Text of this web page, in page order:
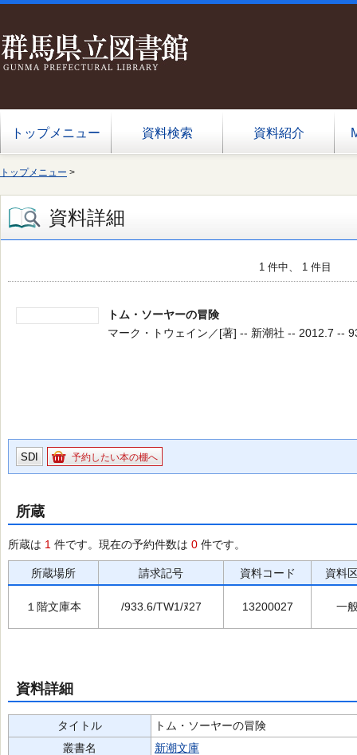
トップメニュー 資料検索 資料紹介
トップメニュー >
資料詳細
1 件中、 1 件目
トム・ソーヤーの冒険
マーク・トウェイン／[著] -- 新潮社 -- 2012.7 --
SDI 予約したい本の棚へ
所蔵
所蔵は 1 件です。現在の予約件数は 0 件です。
所蔵場所 請求記号 資料コード 資料
１階文庫本 /933.6/TW1/ﾇ27 13200027 一
資料詳細
タイトル
トム・ソーヤーの冒険
叢書名
新潮文庫